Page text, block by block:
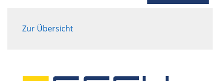
Zur Übersicht